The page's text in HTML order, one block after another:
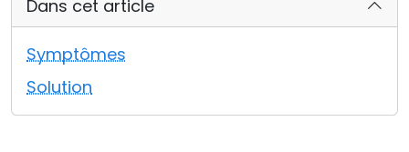
Dans cet article
Symptômes
Solution
Cloud et sur site